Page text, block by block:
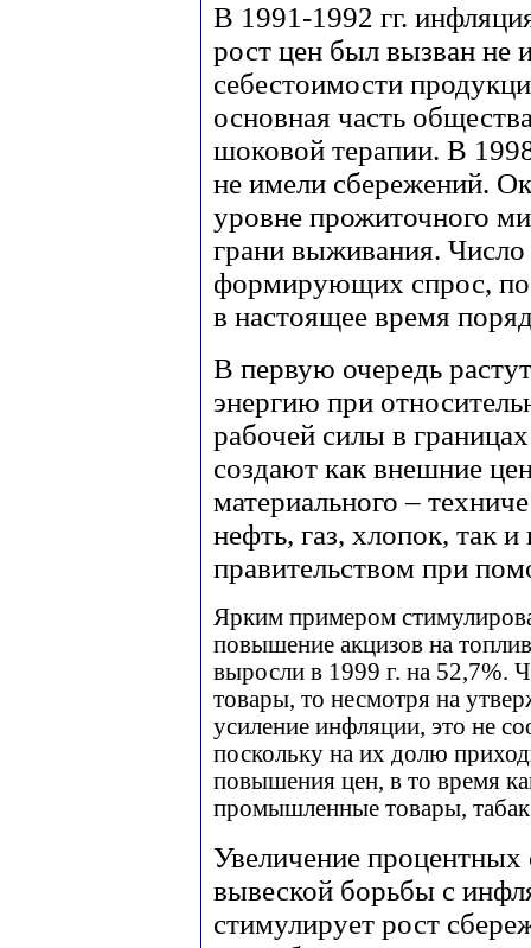
В 1991-1992 гг.
рост цен был вызван не
себестоимости
основная часть
шоковой терапии. В
не имели сбережений.
уровне прожиточного
грани выживания.
формирующих спрос,
в настоящее время
В первую очередь
энергию при
рабочей силы в
создают как внешние
материального –
нефть, газ, хлопок, так
правительством при
Ярким примером
повышение акцизов на
выросли в 1999 г. на 52,7%.
товары, то несмотря на
усиление инфляции, это не
поскольку на их долю
повышения цен, в то время
промышленные товары, табак
Увеличение
вывеской борьбы с
стимулирует рост